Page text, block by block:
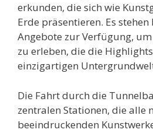
erkunden, die sich wie
Erde präsentieren. Es stehen
Angebote zur Verfügung,
zu erleben, die die
einzigartigen
Die Fahrt durch die
zentralen Stationen, die alle
beeindruckenden